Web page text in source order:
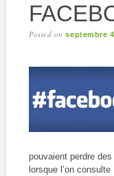
Posted onseptembre
pouvaient perdre
lorsque l’on